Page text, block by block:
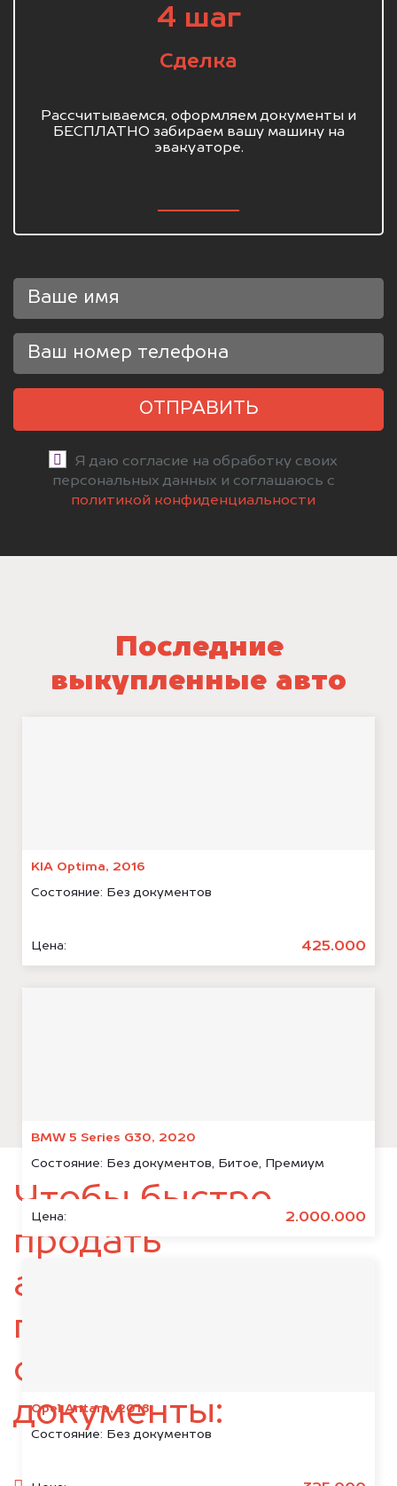
4 шаг
Сделка
Рассчитываемся, оформляем документы и
БЕСПЛАТНО забираем вашу машину на
эвакуаторе.
ОТПРАВИТЬ
Я даю согласие на обработку своих
персональных данных и соглашаюсь с
политикой конфиденциальности
Последние
выкупленные авто
KIA Optima, 2016
Состояние: Без документов
Цена: 425.000
BMW 5 Series G30, 2020
Состояние: Без документов, Битое, Премиум
Цена: 2.000.000
Opel Antara, 2018
Состояние: Без документов
Чтобы быстро
продать
автомобиль,
подготовьте
следующие
документы: